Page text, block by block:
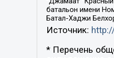
батальон имени
Батал-Хаджи
Источник:
* Перечень